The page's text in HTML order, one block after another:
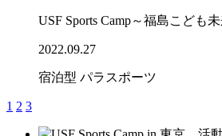
USF Sports Camp～福島こども
2022.09.27
宿泊型 パラスポーツ
1 2 3